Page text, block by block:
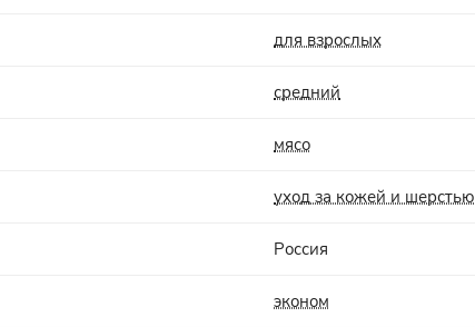
для взрослых
средний
мясо
уход за кожей и шерстью
Россия
эконом